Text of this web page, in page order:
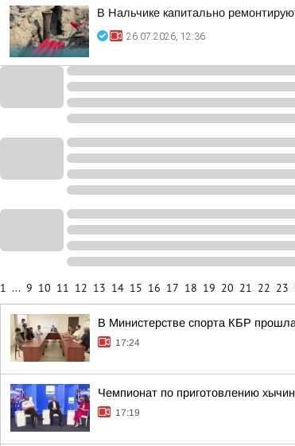
В Нальчике капитально
26.07.2026, 12:36
1 ... 9 10 11 12 13 14 15 16 17 18 19 20 21 22 23
В Министерстве спорта КБР
17:24
Чемпионат по приготовлению
17:19